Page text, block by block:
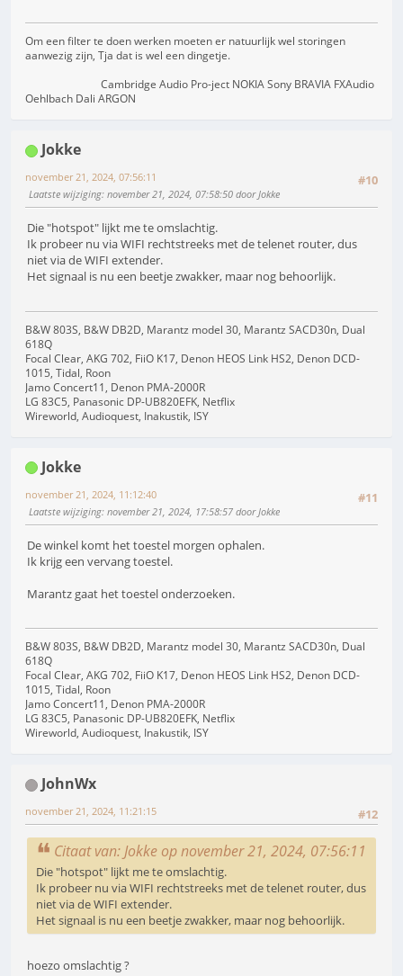
Om een filter te doen werken moeten er natuurlijk wel storingen
aanwezig zijn, Tja dat is wel een dingetje.
Cambridge Audio Pro-ject NOKIA Sony BRAVIA FXAudio
Oehlbach Dali ARGON
Jokke
#10
november 21, 2024, 07:56:11
Laatste wijziging: november 21, 2024, 07:58:50 door Jokke
Die "hotspot" lijkt me te omslachtig.
Ik probeer nu via WIFI rechtstreeks met de telenet router, dus
niet via de WIFI extender.
Het signaal is nu een beetje zwakker, maar nog behoorlijk.
B&W 803S, B&W DB2D, Marantz model 30, Marantz SACD30n, Dual
618Q
Focal Clear, AKG 702, FiiO K17, Denon HEOS Link HS2, Denon DCD-
1015, Tidal, Roon
Jamo Concert11, Denon PMA-2000R
LG 83C5, Panasonic DP-UB820EFK, Netflix
Wireworld, Audioquest, Inakustik, ISY
Jokke
#11
november 21, 2024, 11:12:40
Laatste wijziging: november 21, 2024, 17:58:57 door Jokke
De winkel komt het toestel morgen ophalen.
Ik krijg een vervang toestel.
Marantz gaat het toestel onderzoeken.
B&W 803S, B&W DB2D, Marantz model 30, Marantz SACD30n, Dual
618Q
Focal Clear, AKG 702, FiiO K17, Denon HEOS Link HS2, Denon DCD-
1015, Tidal, Roon
Jamo Concert11, Denon PMA-2000R
LG 83C5, Panasonic DP-UB820EFK, Netflix
Wireworld, Audioquest, Inakustik, ISY
JohnWx
#12
november 21, 2024, 11:21:15
Citaat van: Jokke op november 21, 2024, 07:56:11
Die "hotspot" lijkt me te omslachtig.
Ik probeer nu via WIFI rechtstreeks met de telenet router, dus
niet via de WIFI extender.
Het signaal is nu een beetje zwakker, maar nog behoorlijk.
hoezo omslachtig ?